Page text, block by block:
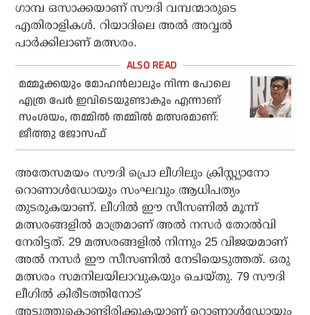
ഗാമ്പ ഒസാക്കയാണ് സൗദി വമ്പന്മാരുടെ
എതിരാളികള്‍. റിയാദിലെ അല്‍ അവ്വല്‍
പാര്‍ക്കിലാണ് മത്സരം.
മമ്മൂക്കയും മോഹൻലാലും നിന്ന പോലെ
എത്ര പേർ ഇവിടെയുണ്ടാകും എന്നാണ്
സംശയം, തമ്മിൽ തമ്മിൽ മത്സരമാണ്:
ജീത്തു ജോസഫ്
അതേസമയം സൗദി പ്രൊ ലീഗിലും ക്രിസ്റ്റ്യാനോ
റൊണാള്‍ഡോയും സംഘവും ആധിപത്യം
തുടരുകയാണ്. ലീഗില്‍ ഈ സീസണില്‍ മൂന്ന്
മത്സരങ്ങളില്‍ മാത്രമാണ് അല്‍ നസര്‍ തോല്‍വി
നേരിട്ടത്. 29 മത്സരങ്ങളില്‍ നിന്നും 25 വിജയമാണ്
അല്‍ നസര്‍ ഈ സീസണില്‍ നേടിയെടുത്തത്. ഒരു
മത്സരം സമനിലയിലാവുകയും ചെയ്തു. 79 സൗദി
ലീഗില്‍ കിരീടത്തിനോട്
അടുത്തുകൊണ്ടിരിക്കുകയാണ് റൊണാള്‍ഡോയും